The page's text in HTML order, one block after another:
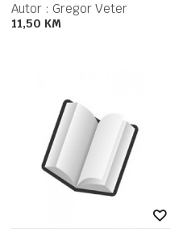
Autor : Gregor Veter
11,50 KM